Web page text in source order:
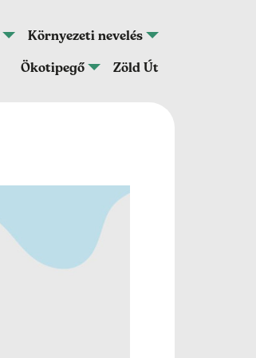
Környezeti nevelés
Ökotipegő
Zöld Út